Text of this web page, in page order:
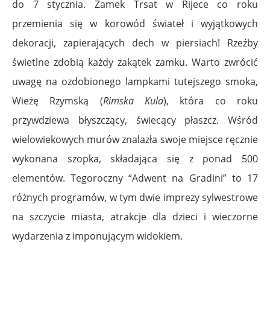
do 7 stycznia. Zamek Trsat w Rijece co roku
przemienia się w korowód świateł i wyjątkowych
dekoracji, zapierających dech w piersiach! Rzeźby
świetlne zdobią każdy zakątek zamku. Warto zwrócić
uwagę na ozdobionego lampkami tutejszego smoka,
Wieżę Rzymską (Rimska Kula), która co roku
przywdziewa błyszczący, świecący płaszcz. Wśród
wielowiekowych murów znalazła swoje miejsce ręcznie
wykonana szopka, składająca się z ponad 500
elementów. Tegoroczny “Adwent na Gradini” to 17
różnych programów, w tym dwie imprezy sylwestrowe
na szczycie miasta, atrakcje dla dzieci i wieczorne
wydarzenia z imponującym widokiem.